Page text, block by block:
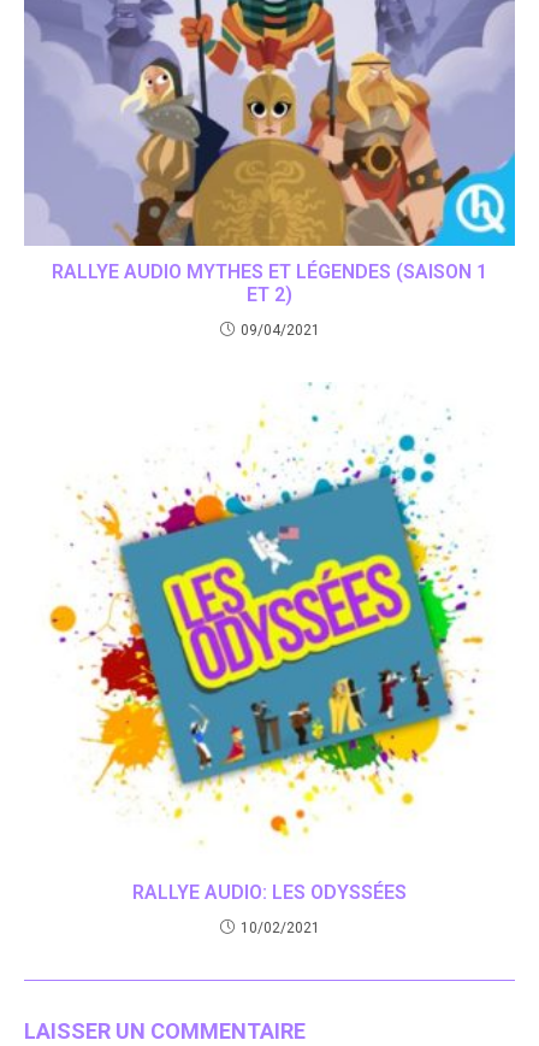
RALLYE AUDIO MYTHES ET LÉGENDES (SAISON 1
ET 2)
09/04/2021
RALLYE AUDIO: LES ODYSSÉES
10/02/2021
LAISSER UN COMMENTAIRE